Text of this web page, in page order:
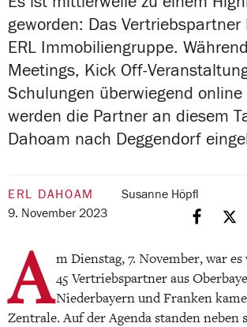
geworden: Das Vertriebspartner
ERL Immobiliengruppe.
Meetings, Kick Off-
Schulungen überwiegend
werden die Partner an diesem
Dahoam nach Deggendorf
ERL DAHOAM
Susanne Höpfl
9. November 2023
A m Dienstag, 7. November, war
45 Vertriebspartner aus
Niederbayern und Franken
Zentrale. Auf der Agenda standen neben